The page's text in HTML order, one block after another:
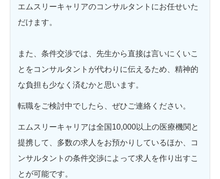
エムスリーキャリアのコンサルタントにお任せいた
だけます。
また、条件交渉では、先生から直接は言いにくいこ
とをコンサルタントが代わりに伝えるため、精神的
な負担も少なく済むかと思います。
転職をご検討中でしたら、ぜひご連絡ください。
エムスリーキャリアは全国10,000以上の医療機関と
提携して、多数の求人をお預かりしているほか、コ
ンサルタントの条件交渉によって求人を作り出すこ
とが可能です。